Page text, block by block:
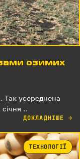
озимих
Так усереднена
..
ДОКЛАДНІШЕ →
ТЕХНОЛОГІЇ